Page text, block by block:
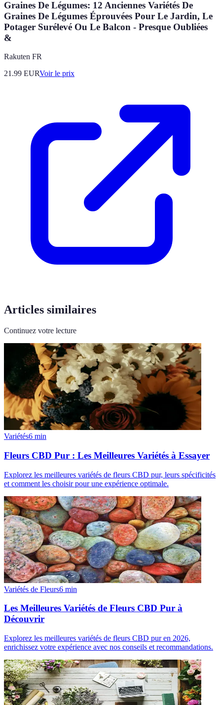
Graines De Légumes: 12 Anciennes Variétés De
Graines De Légumes Éprouvées Pour Le Jardin, Le
Potager Surélevé Ou Le Balcon - Presque Oubliées
&
Rakuten FR
21.99 EURVoir le prix
Articles similaires
Continuez votre lecture
Variétés6 min
Fleurs CBD Pur : Les Meilleures Variétés à Essayer
Explorez les meilleures variétés de fleurs CBD pur, leurs spécificités
et comment les choisir pour une expérience optimale.
Variétés de Fleurs6 min
Les Meilleures Variétés de Fleurs CBD Pur à
Découvrir
Explorez les meilleures variétés de fleurs CBD pur en 2026,
enrichissez votre expérience avec nos conseils et recommandations.